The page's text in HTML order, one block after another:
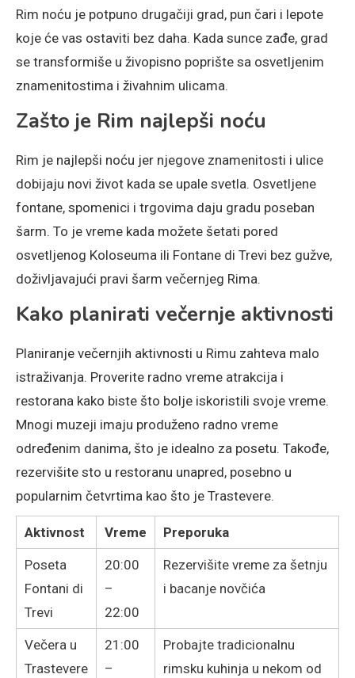
Rim noću je potpuno drugačiji grad, pun čari i lepote
koje će vas ostaviti bez daha. Kada sunce zađe, grad
se transformiše u živopisno poprište sa osvetljenim
znamenitostima i živahnim ulicama.
Zašto je Rim najlepši noću
Rim je najlepši noću jer njegove znamenitosti i ulice
dobijaju novi život kada se upale svetla. Osvetljene
fontane, spomenici i trgovima daju gradu poseban
šarm. To je vreme kada možete šetati pored
osvetljenog Koloseuma ili Fontane di Trevi bez gužve,
doživljavajući pravi šarm večernjeg Rima.
Kako planirati večernje aktivnosti
Planiranje večernjih aktivnosti u Rimu zahteva malo
istraživanja. Proverite radno vreme atrakcija i
restorana kako biste što bolje iskoristili svoje vreme.
Mnogi muzeji imaju produženo radno vreme
određenim danima, što je idealno za posetu. Takođe,
rezervišite sto u restoranu unapred, posebno u
popularnim četvrtima kao što je Trastevere.
Aktivnost Vreme Preporuka
Poseta
Fontani di
Trevi
20:00
–
22:00
Rezervišite vreme za šetnju
i bacanje novčića
Večera u
Trastevere
21:00
–
Probajte tradicionalnu
rimsku kuhinja u nekom od